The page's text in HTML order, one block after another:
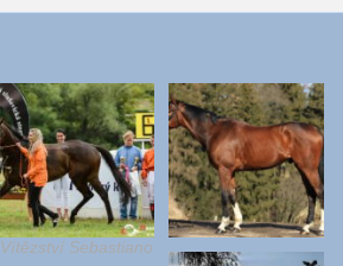
Vítězství Sebastiano